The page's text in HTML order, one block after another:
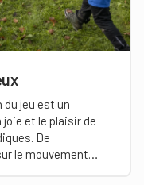
du jeu est un
joie et le plaisir de
De
le mouvement